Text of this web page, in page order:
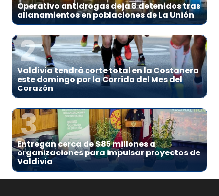
Operativo antidrogas deja 8 detenidos tras
allanamientos en poblaciones de La Unión
2
Valdivia tendrá corte total en la Costanera
este domingo por la Corrida del Mes del
Corazón
3
Entregan cerca de $85 millones a
organizaciones para impulsar proyectos de
Valdivia